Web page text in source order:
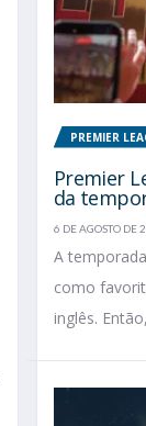
PREMIER
Premier
da
6 DE AGOSTO DE
A
como
inglês.